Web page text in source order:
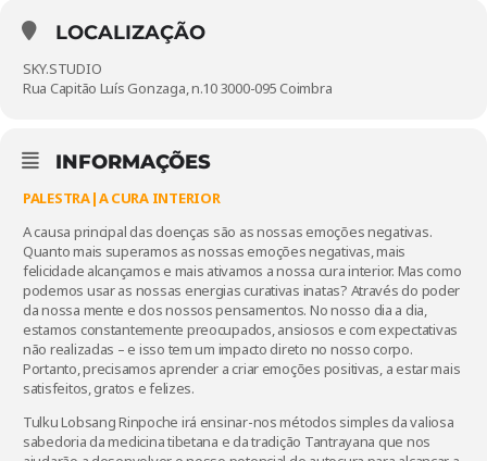
LOCALIZAÇÃO
SKY.STUDIO
Rua Capitão Luís Gonzaga, n.10 3000-095 Coimbra
INFORMAÇÕES
PALESTRA|A CURA INTERIOR
A causa principal das doenças são as nossas emoções negativas.
Quanto mais superamos as nossas emoções negativas, mais
felicidade alcançamos e mais ativamos a nossa cura interior. Mas como
podemos usar as nossas energias curativas inatas? Através do poder
da nossa mente e dos nossos pensamentos. No nosso dia a dia,
estamos constantemente preocupados, ansiosos e com expectativas
não realizadas – e isso tem um impacto direto no nosso corpo.
Portanto, precisamos aprender a criar emoções positivas, a estar mais
satisfeitos, gratos e felizes.
Tulku Lobsang Rinpoche irá ensinar-nos métodos simples da valiosa
sabedoria da medicina tibetana e da tradição Tantrayana que nos